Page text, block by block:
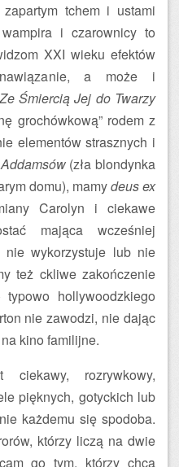
tchem i ustami
i czarownicy to
XXI wieku efektów
a może i
Śmiercią Jej do Twarzy
grochówkową” rodem z
elementów strasznych i
(zła blondynka
domu), mamydeus ex
Carolyn i ciekawe
mająca wcześniej
nie wykorzystuje lub nie
też ckliwe zakończenie
hollywoodzkiego
nie zawodzi, nie dając
kino familijne.
ciekawy, rozrywkowy,
pięknych, gotyckich lub
każdemu się spodoba.
którzy liczą na dwie
go tym, którzy chcą